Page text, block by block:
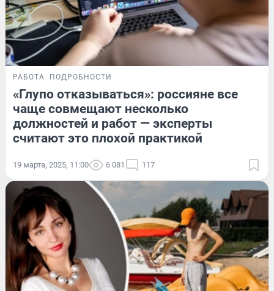
РАБОТА ПОДРОБНОСТИ
«Глупо отказываться»: россияне все
чаще совмещают несколько
должностей и работ — эксперты
считают это плохой практикой
19 марта, 2025, 11:00 6 081 117